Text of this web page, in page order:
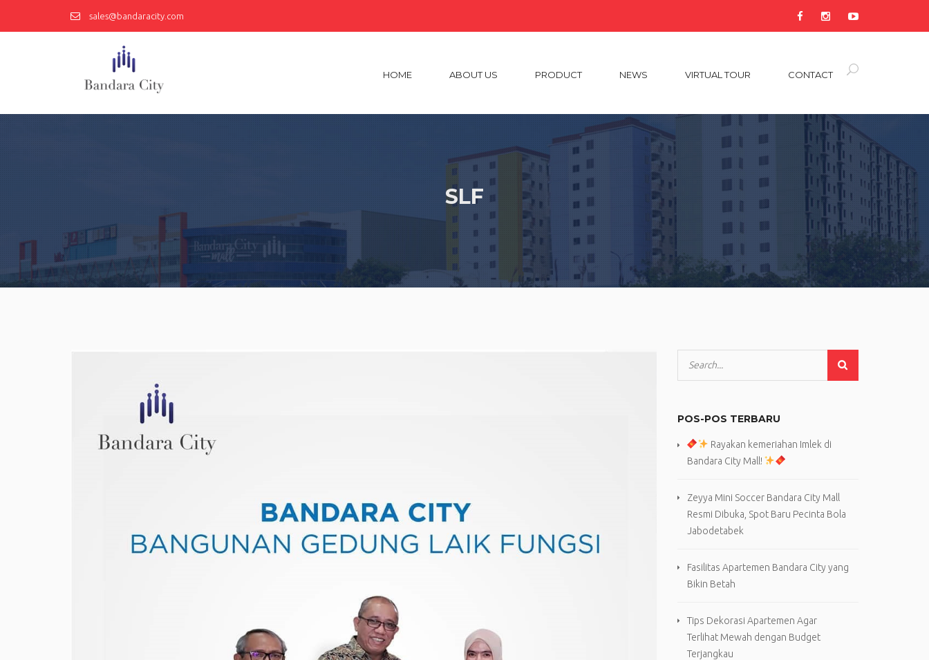
sales@bandaracity.com
HOME ABOUT US PRODUCT NEWS VIRTUAL TOUR CONTACT
SLF
POS-POS TERBARU
Rayakan kemeriahan Imlek di
Bandara City Mall!
Zeyya Mini Soccer Bandara City Mall
Resmi Dibuka, Spot Baru Pecinta Bola
Jabodetabek
Fasilitas Apartemen Bandara City yang
Bikin Betah
Tips Dekorasi Apartemen Agar
Terlihat Mewah dengan Budget
Terjangkau